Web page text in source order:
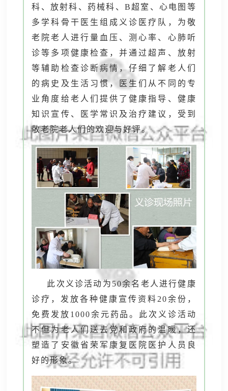
科、放射科、药械科、B超室、心电图等
多学科骨干医生组成义诊医疗队，为敬
老院老人进行量血压、测心率、心肺听
诊等多项健康检查，并通过超声、放射
等辅助检查诊断病情，仔细了解老人们
的病史及生活习惯，医生们从不同的专
业角度给老人们提供了健康指导、健康
知识宣传、医学常识及治疗建议，受到
敬老院老人们的欢迎与好评。
此次义诊活动为50余名老人进行健康
诊疗，发放各种健康宣传资料20余份，
免费发放1000余元药品。此次义诊活动
不但为老人们送去党和政府的温暖，还
塑造了安徽省荣军康复医院医护人员良
好的形象。